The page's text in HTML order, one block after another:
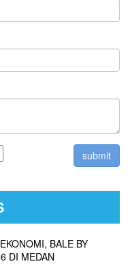
BALE BY
DI MEDAN